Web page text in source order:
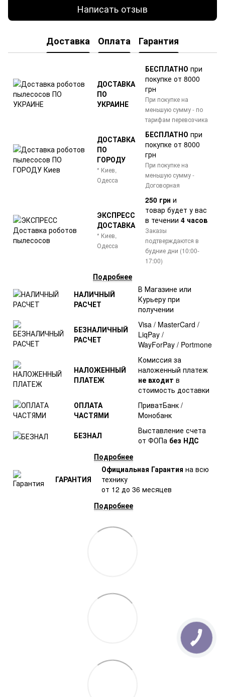
Написать отзыв
Доставка Оплата Гарантия
ДОСТАВКА
ПО
УКРАИНЕ
БЕСПЛАТНО при
покупке от 8000
грн
При покупке на
меньшую сумму - по
тарифам перевозчика
ДОСТАВКА
ПО
ГОРОДУ
* Киев,
Одесса
БЕСПЛАТНО при
покупке от 8000
грн
При покупке на
меньшую сумму -
Договорная
ЭКСПРЕСС
ДОСТАВКА
* Киев,
Одесса
250 грн и
товар будет у вас
в течении 4 часов
Заказы
подтверждаются в
будние дни (10:00-
17:00)
Подробнее
НАЛИЧНЫЙ
РАСЧЕТ
В Магазине или
Курьеру при
получении
БЕЗНАЛИЧНЫЙ
РАСЧЕТ
Visa / MasterCard /
LiqPay /
WayForPay / Portmone
НАЛОЖЕННЫЙ
ПЛАТЕЖ
Комиссия за
наложенный платеж
не входит в
стоимость доставки
ОПЛАТА
ЧАСТЯМИ
ПриватБанк /
Монобанк
БЕЗНАЛ
Выставление счета
от ФОПа без НДС
Подробнее
ГАРАНТИЯ
Официальная Гарантия на всю
технику
от 12 до 36 месяцев
Подробнее